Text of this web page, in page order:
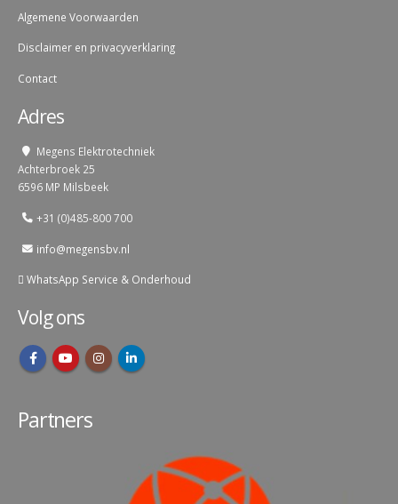
Algemene Voorwaarden
Disclaimer en privacyverklaring
Contact
Adres
Megens Elektrotechniek
Achterbroek 25
6596 MP Milsbeek
+31 (0)485-800 700
info@megensbv.nl
WhatsApp Service & Onderhoud
Volg ons
Partners